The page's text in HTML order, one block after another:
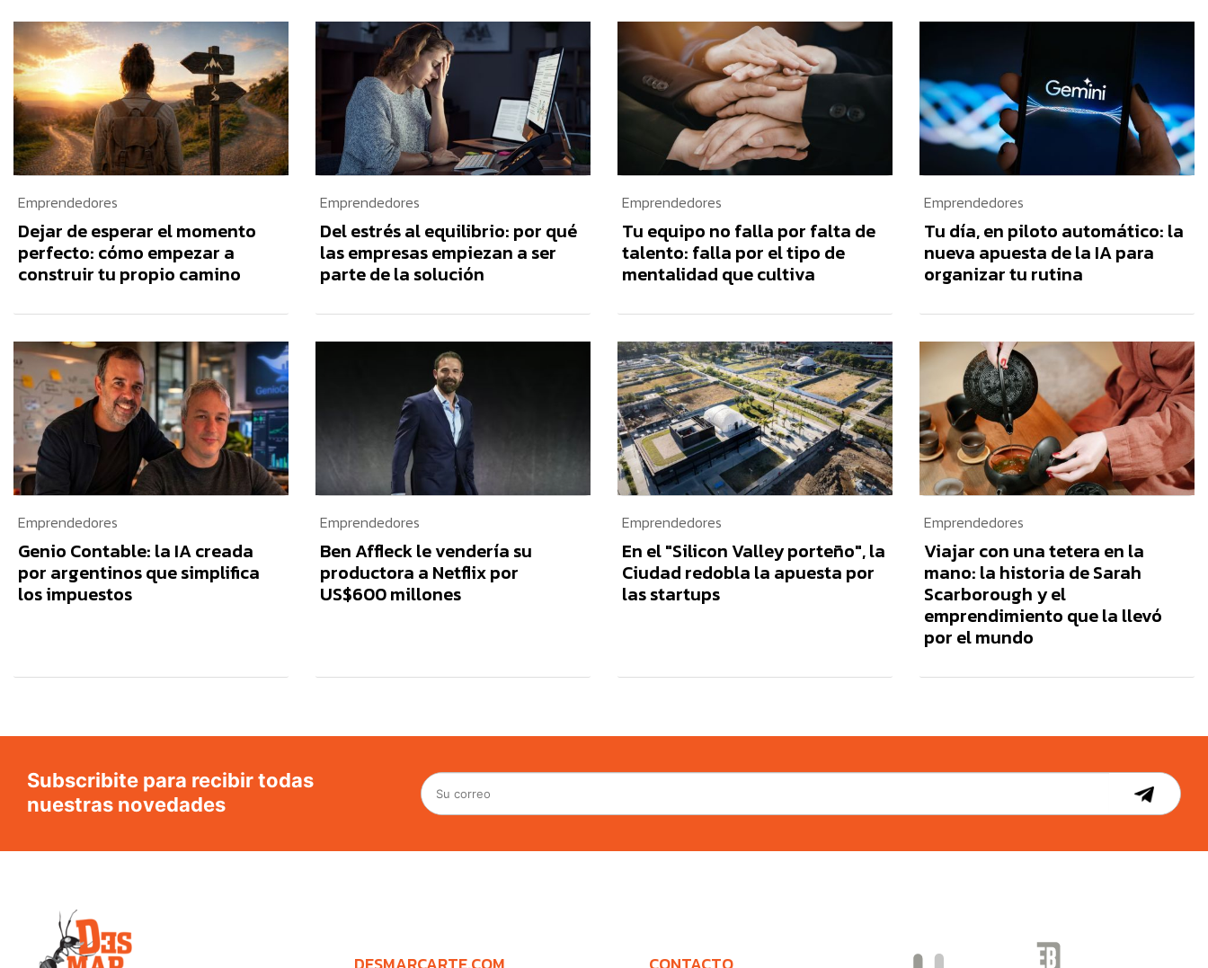
Emprendedores
Dejar de esperar el momento
perfecto: cómo empezar a
construir tu propio camino
Emprendedores
Del estrés al equilibrio: por qué
las empresas empiezan a ser
parte de la solución
Emprendedores
Tu equipo no falla por falta de
talento: falla por el tipo de
mentalidad que cultiva
Emprendedores
Tu día, en piloto automático: la
nueva apuesta de la IA para
organizar tu rutina
Emprendedores
Genio Contable: la IA creada
por argentinos que simplifica
los impuestos
Emprendedores
Ben Affleck le vendería su
productora a Netflix por
US$600 millones
Emprendedores
En el "Silicon Valley porteño", la
Ciudad redobla la apuesta por
las startups
Emprendedores
Viajar con una tetera en la
mano: la historia de Sarah
Scarborough y el
emprendimiento que la llevó
por el mundo
Subscribite para recibir todas
nuestras novedades